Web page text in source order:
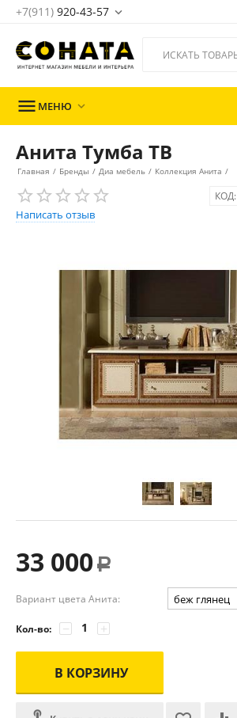
+7(911) 920-43-57 
 МЕНЮ 
Анита Тумба ТВ
Главная / Бренды / Диа мебель / Коллекция Анита /
Написать отзыв
КОД:
33 000 Р
Вариант цвета Анита:
Кол-во: +
−
В КОРЗИНУ